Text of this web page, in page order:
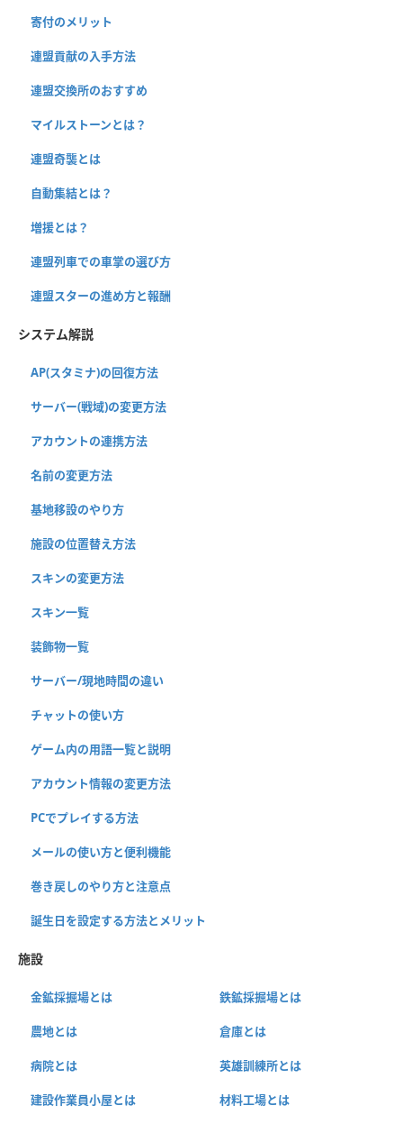
寄付のメリット
連盟貢献の入手方法
連盟交換所のおすすめ
マイルストーンとは？
連盟奇襲とは
自動集結とは？
増援とは？
連盟列車での車掌の選び方
連盟スターの進め方と報酬
システム解説
AP(スタミナ)の回復方法
サーバー(戦域)の変更方法
アカウントの連携方法
名前の変更方法
基地移設のやり方
施設の位置替え方法
スキンの変更方法
スキン一覧
装飾物一覧
サーバー/現地時間の違い
チャットの使い方
ゲーム内の用語一覧と説明
アカウント情報の変更方法
PCでプレイする方法
メールの使い方と便利機能
巻き戻しのやり方と注意点
誕生日を設定する方法とメリット
施設
金鉱採掘場とは 鉄鉱採掘場とは
農地とは 倉庫とは
病院とは 英雄訓練所とは
建設作業員小屋とは 材料工場とは